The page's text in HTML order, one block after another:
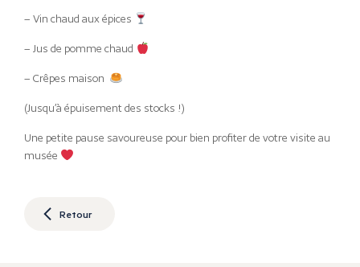
– Vin chaud aux épices
– Jus de pomme chaud
– Crêpes maison
(Jusqu’à épuisement des stocks !)
Une petite pause savoureuse pour bien profiter de votre visite au
musée
Retour